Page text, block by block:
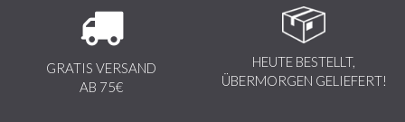
GRATIS VERSAND
AB 75€
HEUTE BESTELLT,
ÜBERMORGEN GELIEFERT!